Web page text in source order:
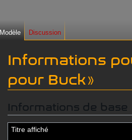
Informations
pour Buck »
Aller
à
la
Aller
à
la
Informations de base
Titre affiché
Modèle Discussion